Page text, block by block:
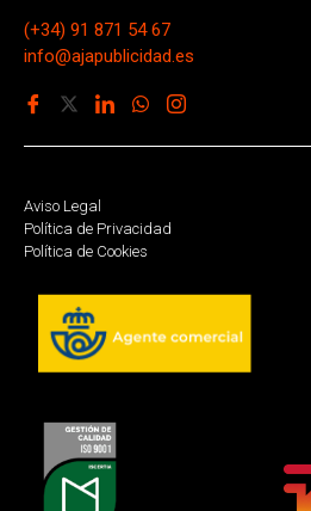
(+34) 91 871 54 67
info@ajapublicidad.es
Aviso Legal
Política de Privacidad
Política de Cookies